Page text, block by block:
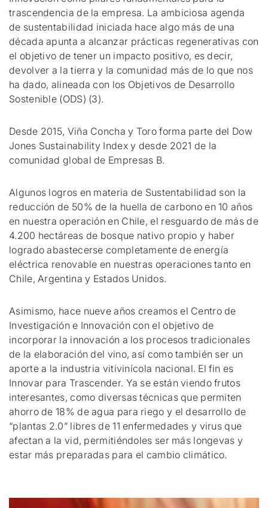
trascendencia de la empresa. La ambiciosa agenda
de sustentabilidad iniciada hace algo más de una
década apunta a alcanzar prácticas regenerativas con
el objetivo de tener un impacto positivo, es decir,
devolver a la tierra y la comunidad más de lo que nos
ha dado, alineada con los Objetivos de Desarrollo
Sostenible (ODS) (3).
Desde 2015, Viña Concha y Toro forma parte del Dow
Jones Sustainability Index y desde 2021 de la
comunidad global de Empresas B.
Algunos logros en materia de Sustentabilidad son la
reducción de 50% de la huella de carbono en 10 años
en nuestra operación en Chile, el resguardo de más de
4.200 hectáreas de bosque nativo propio y haber
logrado abastecerse completamente de energía
eléctrica renovable en nuestras operaciones tanto en
Chile, Argentina y Estados Unidos.
Asimismo, hace nueve años creamos el Centro de
Investigación e Innovación con el objetivo de
incorporar la innovación a los procesos tradicionales
de la elaboración del vino, así como también ser un
aporte a la industria vitivinícola nacional. El fin es
Innovar para Trascender. Ya se están viendo frutos
interesantes, como diversas técnicas que permiten
ahorro de 18% de agua para riego y el desarrollo de
“plantas 2.0” libres de 11 enfermedades y virus que
afectan a la vid, permitiéndoles ser más longevas y
estar más preparadas para el cambio climático.